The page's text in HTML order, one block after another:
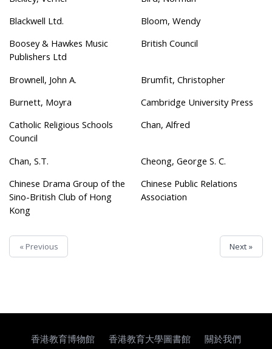
Blackwell Ltd.
Bloom, Wendy
Boosey & Hawkes Music
Publishers Ltd
British Council
Brownell, John A.
Brumfit, Christopher
Burnett, Moyra
Cambridge University Press
Catholic Religious Schools
Council
Chan, Alfred
Chan, S.T.
Cheong, George S. C.
Chinese Drama Group of the
Sino-British Club of Hong
Kong
Chinese Public Relations
Association
« Previous Next »
香港教育博物館 香港教育大學圖書館 關於我們